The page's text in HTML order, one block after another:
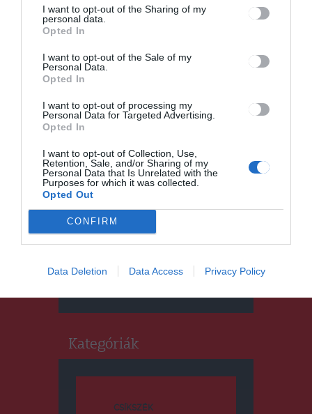
I want to opt-out of the Sharing of my
personal data.
Opted In
I want to opt-out of the Sale of my
Personal Data.
Opted In
I want to opt-out of processing my
Personal Data for Targeted Advertising.
Opted In
I want to opt-out of Collection, Use,
Retention, Sale, and/or Sharing of my
Personal Data that Is Unrelated with the
Purposes for which it was collected.
Opted Out
CONFIRM
Data Deletion Data Access Privacy Policy
Már 436-an hunytak el a
Keresés
Keresés:
Kategóriák
CSÍKSZÉK